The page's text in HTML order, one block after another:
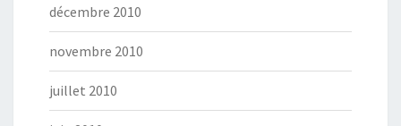
décembre 2010
novembre 2010
juillet 2010